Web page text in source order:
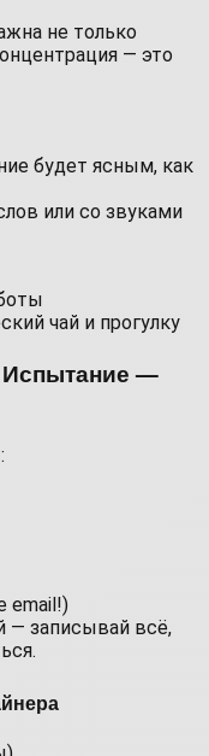
не только
— это
будет ясным, как
или со звуками
чай и прогулку
Испытание —
email!)
— записывай всё,